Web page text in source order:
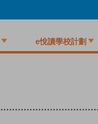
e悅讀學校計劃